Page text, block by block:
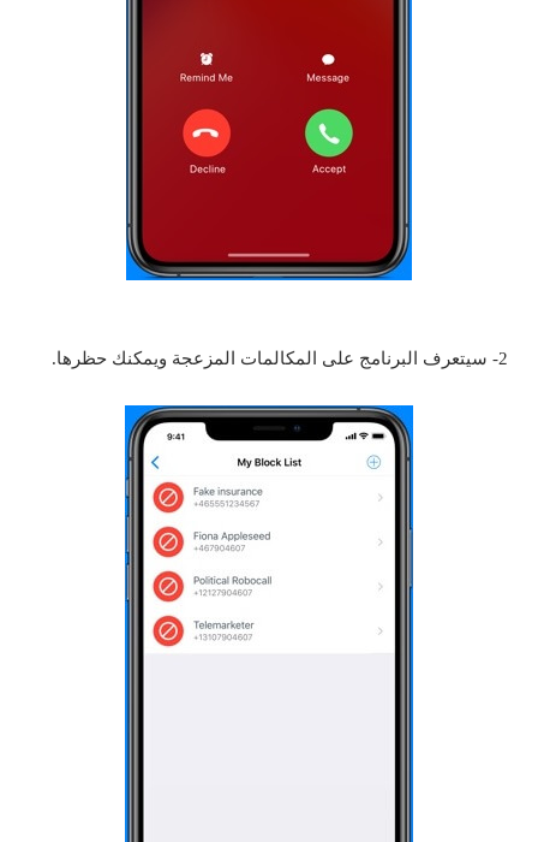
2- سيتعرف البرنامج على المكالمات المزعجة ويمكنك حظرها.